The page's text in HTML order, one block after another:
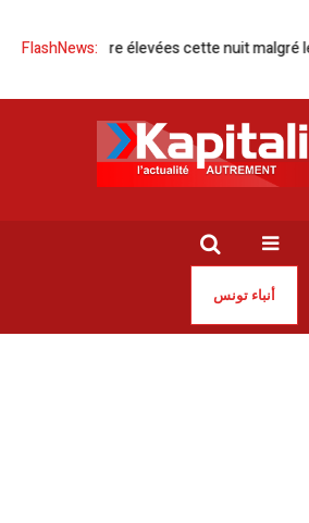
FlashNews:cette nuit malgré les pluies
أنباء تونس